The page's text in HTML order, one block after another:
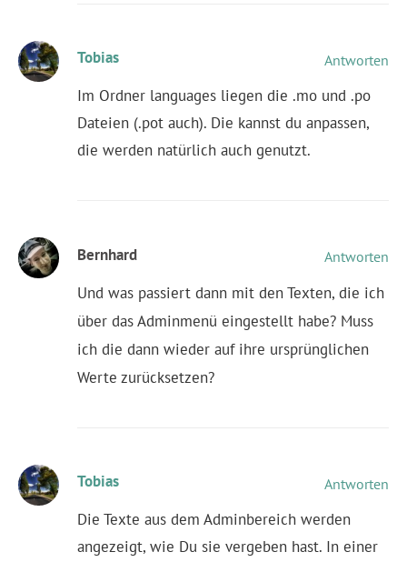
Tobias Antworten
Im Ordner languages liegen die .mo und .po
Dateien (.pot auch). Die kannst du anpassen,
die werden natürlich auch genutzt.
Bernhard Antworten
Und was passiert dann mit den Texten, die ich
über das Adminmenü eingestellt habe? Muss
ich die dann wieder auf ihre ursprünglichen
Werte zurücksetzen?
Tobias Antworten
Die Texte aus dem Adminbereich werden
angezeigt, wie Du sie vergeben hast. In einer